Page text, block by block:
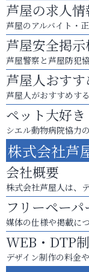
芦屋の求人
芦屋のアルバイト・
芦屋安全掲示
芦屋警察と芦屋防犯
芦屋人おす
芦屋人がおすすめす
ペット大好き
シエル動物病院協力
株式会社芦
会社概要
株式会社芦屋人は、
フリーペーパ
媒体の仕様や掲載に
WEB・DTP
デザイン制作の料金